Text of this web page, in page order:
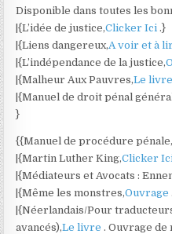
Disponible dans toutes les
|{L’idée de justice,Clicker Ici.}
|{Liens dangereux,A voir et à
|{L’indépendance de la justice,
|{Malheur Aux Pauvres,Le
|{Manuel de droit pénal
}
{{Manuel de procédure
|{Martin Luther King,Clicker
|{Médiateurs et Avocats :
|{Même les monstres,Ouvrage
|{Néerlandais/Pour
avancés),Le livre. Ouvrage